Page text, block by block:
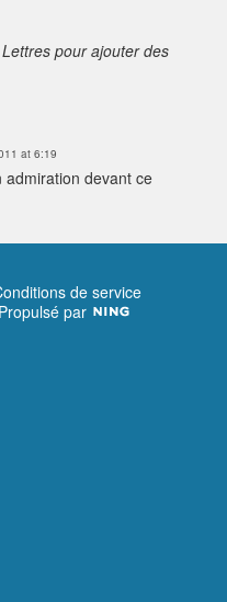
pour ajouter des
at 6:19
devant ce
de service
Propulsé par